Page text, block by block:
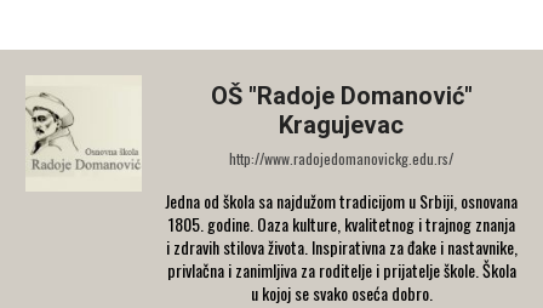
OŠ "Radoje Domanović"
Kragujevac
http://www.radojedomanovickg.edu.rs/
Jedna od škola sa najdužom tradicijom u Srbiji, osnovana
1805. godine. Oaza kulture, kvalitetnog i trajnog znanja
i zdravih stilova života. Inspirativna za đake i nastavnike,
privlačna i zanimljiva za roditelje i prijatelje škole. Škola
u kojoj se svako oseća dobro.